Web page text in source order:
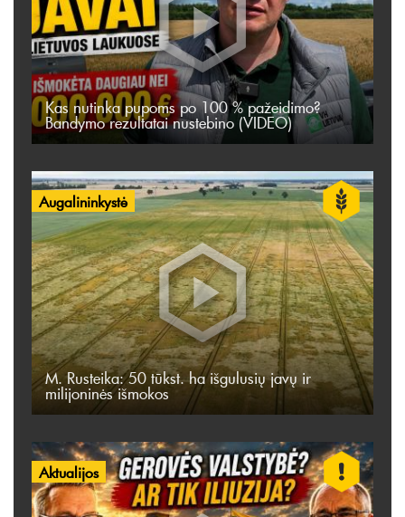
Kas nutinka pupoms po 100 % pažeidimo?
Bandymo rezultatai nustebino (VIDEO)
Augalininkystė
M. Rusteika: 50 tūkst. ha išgulusių javų ir
milijoninės išmokos
Aktualijos